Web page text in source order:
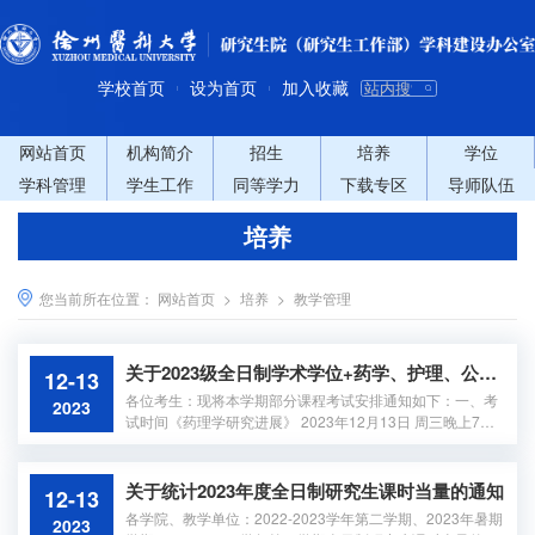
学校首页 | 设为首页 | 加入收藏
网站首页 机构简介 招生 培养
学位
学科管理
学生工作 同等学力 下载专区 导师队伍
培养
您当前所在位置： 网站首页 > 培养 > 教学管理
12-13
2023
关于2023级全日制学术学位+药学、护理、公共卫生专业学位研究生课程考试的通知
各位考生：现将本学期部分课程考试安排通知如下：一、考
试时间《药理学研究进展》 2023年12月13日 周三晚上7：0
0《临床诊断逻辑》 2023年12月22日 周五下午2：30-4：3
0《医学统计学（理论）》 2023年12月27日 周三晚上7：00
-9：00《医学英语术语学》 2023年12月28日 周四晚上7：0
12-13
2023
关于统计2023年度全日制研究生课时当量的通知
各学院、教学单位：2022-2023学年第二学期、2023年暑期